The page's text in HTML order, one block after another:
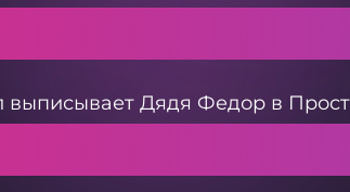
выписывает Дядя Федор в